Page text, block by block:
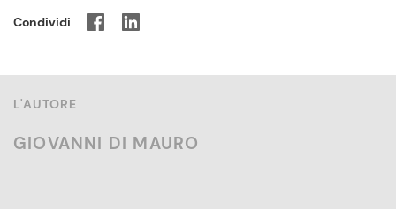
Condividi
L'AUTORE
GIOVANNI DI MAURO